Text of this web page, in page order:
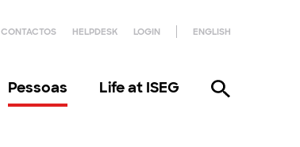
CONTACTOS HELPDESK LOGIN ENGLISH
Pessoas Life at ISEG